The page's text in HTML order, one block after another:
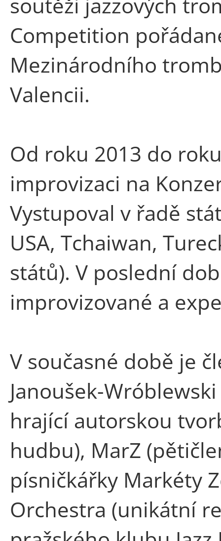
Competition
Mezinárodního
Valencii.
Od roku 2013 do
improvizaci na
Vystupoval v řadě
USA, Tchaiwan,
států). V poslední
improvizované a
V současné době je
Janoušek-
hrající autorskou
hudbu), MarZ
písničkářky Markéty
Orchestra (unikátní